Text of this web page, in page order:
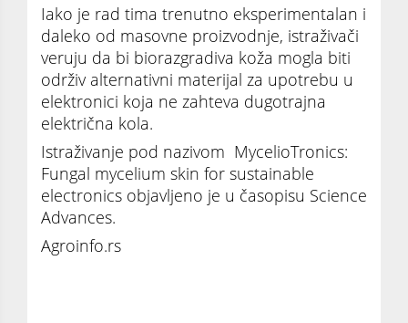
Iako je rad tima trenutno eksperimentalan i
daleko od masovne proizvodnje, istraživači
veruju da bi biorazgradiva koža mogla biti
održiv alternativni materijal za upotrebu u
elektronici koja ne zahteva dugotrajna
električna kola.
Istraživanje pod nazivom MycelioTronics:
Fungal mycelium skin for sustainable
electronics objavljeno je u časopisu Science
Advances.
Agroinfo.rs